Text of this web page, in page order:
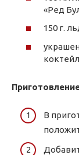
«Ред
150 г.
В